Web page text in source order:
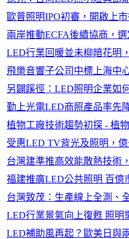
歐普照明IPO初審，開啟上
兩岸推動ECFA後續協商，
LED行業回暖並未柳暗花明
飛樂音響子公司中標上海中
另闢蹊徑：LED照明企業如
勤上光電LED商照產品率先
植物工廠技術趨勢初探 - 植
受惠LED TV背光及照明，
台灣建準推高效能散熱技術
福建推廣LED公共照明 百億
台灣致茂：生產線上全測、
LED行業景氣向上復甦 照明
LED補助風再起？歐美日與